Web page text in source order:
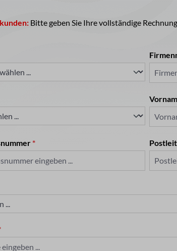
Bitte geben Sie Ihre vollständige
*